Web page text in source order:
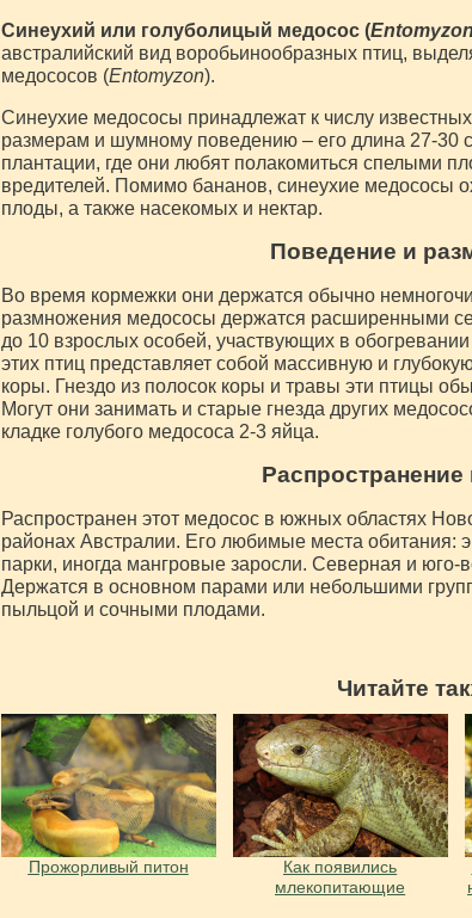
Синеухий или голуболицый медосос (
австралийский вид воробьинообразных птиц,
медососов (Entomyzon).
Синеухие медососы принадлежат к числу
размерам и шумному поведению – его длина 27-30
плантации, где они любят полакомиться спелыми
вредителей. Помимо бананов, синеухие медососы
плоды, а также насекомых и нектар.
Поведение и
Во время кормежки они держатся обычно
размножения медососы держатся расширенными
до 10 взрослых особей, участвующих в
этих птиц представляет собой массивную и
коры. Гнездо из полосок коры и травы эти птицы
Могут они занимать и старые гнезда других
кладке голубого медососа 2-3 яйца.
Распространение
Распространен этот медосос в южных областях
районах Австралии. Его любимые места обитания:
парки, иногда мангровые заросли. Северная и юго-
Держатся в основном парами или небольшими
пыльцой и сочными плодами.
Читайте
Прожорливый питон
Как появились
млекопитающие